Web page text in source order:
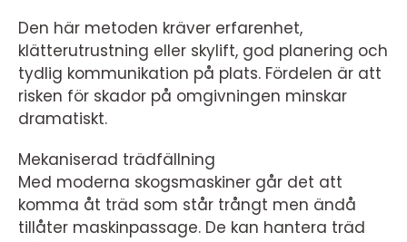
Den här metoden kräver erfarenhet,
klätterutrustning eller skylift, god planering och
tydlig kommunikation på plats. Fördelen är att
risken för skador på omgivningen minskar
dramatiskt.
Mekaniserad trädfällning
Med moderna skogsmaskiner går det att
komma åt träd som står trångt men ändå
tillåter maskinpassage. De kan hantera träd